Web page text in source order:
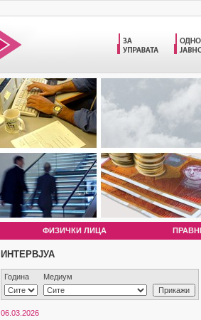
ФИЗИЧКИ ЛИЦА
ИНТЕРВЈУА
Година Медиум
06.03.2026